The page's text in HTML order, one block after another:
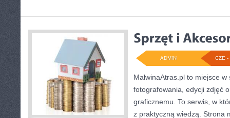
CZE -
ADMIN
MalwinaAtras.pl to miejsce
fotografowania, edycji zdjęć
graficznemu. To serwis, w
z praktyczną wiedzą. Strona